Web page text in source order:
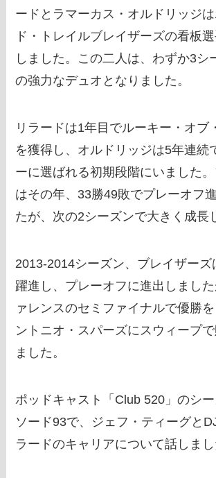
ードとラマーカス・オルドリッジ
ド・トレイルブレイザーズの看板
しました。この二人は、わずか3シ
の強力なデュオとなりました。
リラードは1年目でルーキー・オブ
を獲得し、オルドリッジは5年連続
ーに選ばれる初期段階にいました
はその年、33勝49敗でプレーオフ
たが、次の2シーズンで大きく成長
2013-2014シーズン、ブレイザーズ
躍進し、プレーオフに進出しまし
ァレンスのセミファイナルで優勝
ントニオ・スパーズにスウィープ
ました。
ポッドキャスト「Club 520」のシ
ソード93で、ジェフ・ティーグと
ラードのキャリアについて話しまし